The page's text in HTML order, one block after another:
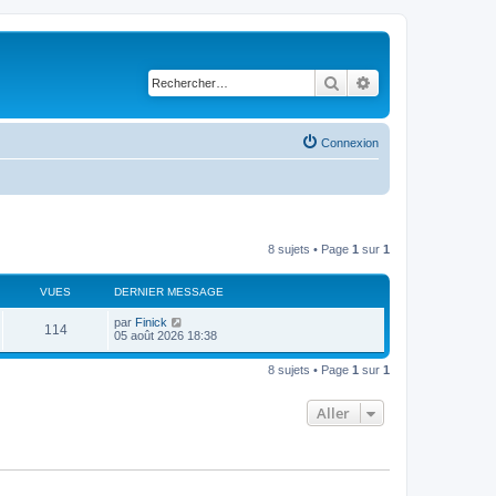
Rechercher
Connexion
8 sujets • Page 1 sur 1
VUES DERNIER MESSAGE
114 par Finick
05 août 2026 18:38
8 sujets • Page 1 sur 1
Aller